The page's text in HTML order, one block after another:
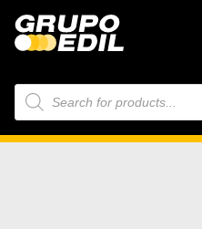
Búsqueda
de
productos